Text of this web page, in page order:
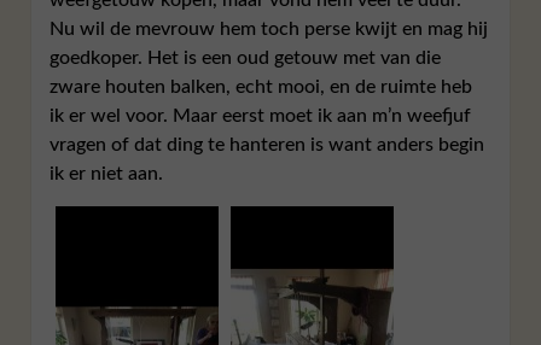
Nu wil de mevrouw hem toch perse kwijt en mag hij
goedkoper. Het is een oud getouw met van die
zware houten balken, echt mooi, en de ruimte heb
ik er wel voor. Maar eerst moet ik aan m’n weefjuf
vragen of dat ding te hanteren is want anders begin
ik er niet aan.